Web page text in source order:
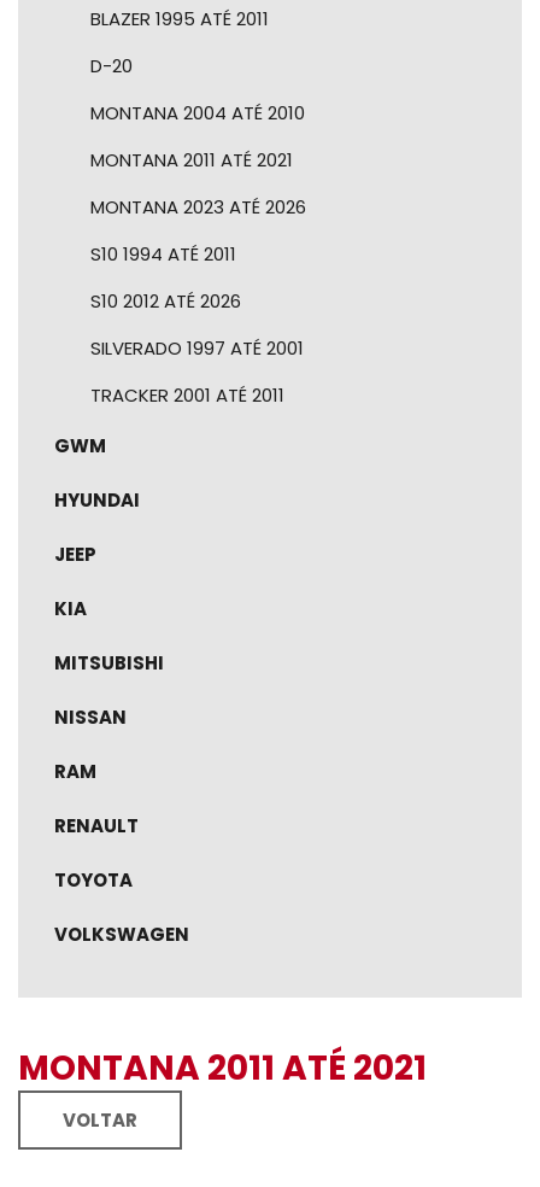
BLAZER 1995 ATÉ 2011
D-20
MONTANA 2004 ATÉ 2010
MONTANA 2011 ATÉ 2021
MONTANA 2023 ATÉ 2026
S10 1994 ATÉ 2011
S10 2012 ATÉ 2026
SILVERADO 1997 ATÉ 2001
TRACKER 2001 ATÉ 2011
GWM
HYUNDAI
JEEP
KIA
MITSUBISHI
NISSAN
RAM
RENAULT
TOYOTA
VOLKSWAGEN
MONTANA 2011 ATÉ 2021
VOLTAR